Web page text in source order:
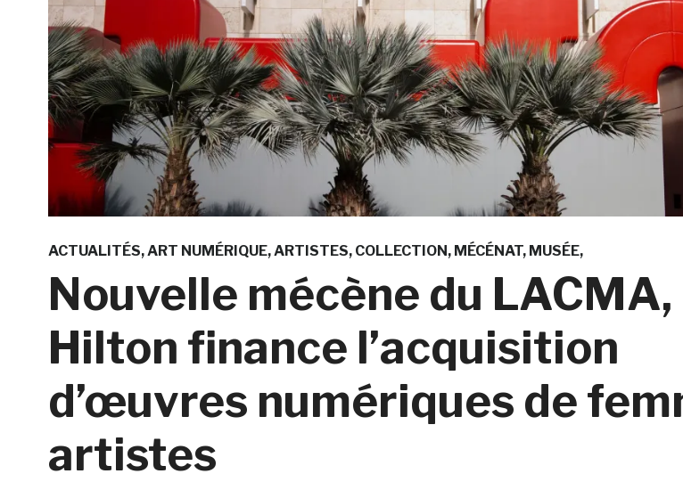
ACTUALITÉS ART NUMÉRIQUE ARTISTES COLLECTION MÉCÉNAT MUSÉE
Nouvelle mécène du
Hilton finance l’acquisition
d’œuvres numériques de
artistes